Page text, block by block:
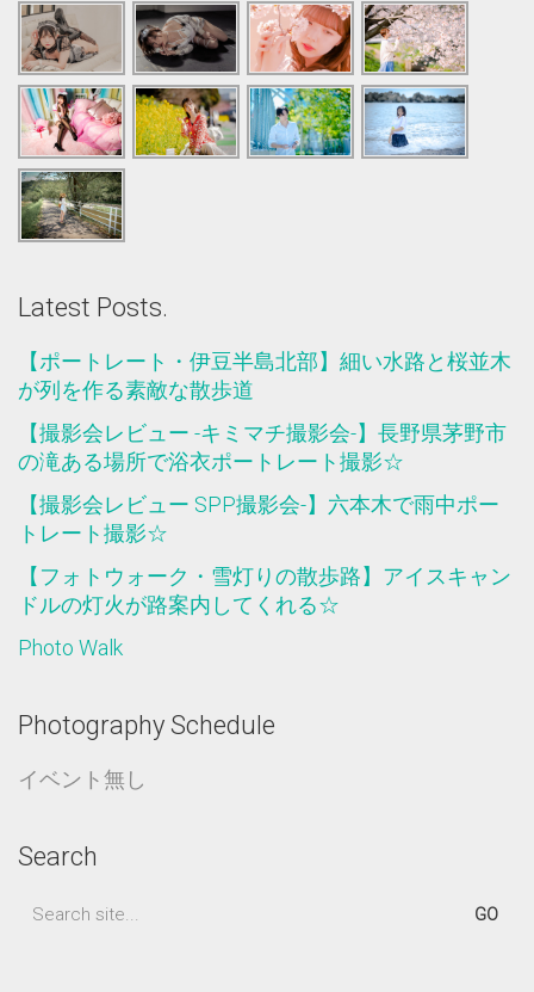
Latest Posts.
【ポートレート・伊豆半島北部】細い水路と桜並木
が列を作る素敵な散歩道
【撮影会レビュー -キミマチ撮影会-】長野県茅野市
の滝ある場所で浴衣ポートレート撮影☆
【撮影会レビュー SPP撮影会-】六本木で雨中ポー
トレート撮影☆
【フォトウォーク・雪灯りの散歩路】アイスキャン
ドルの灯火が路案内してくれる☆
Photo Walk
Photography Schedule
イベント無し
Search
Search